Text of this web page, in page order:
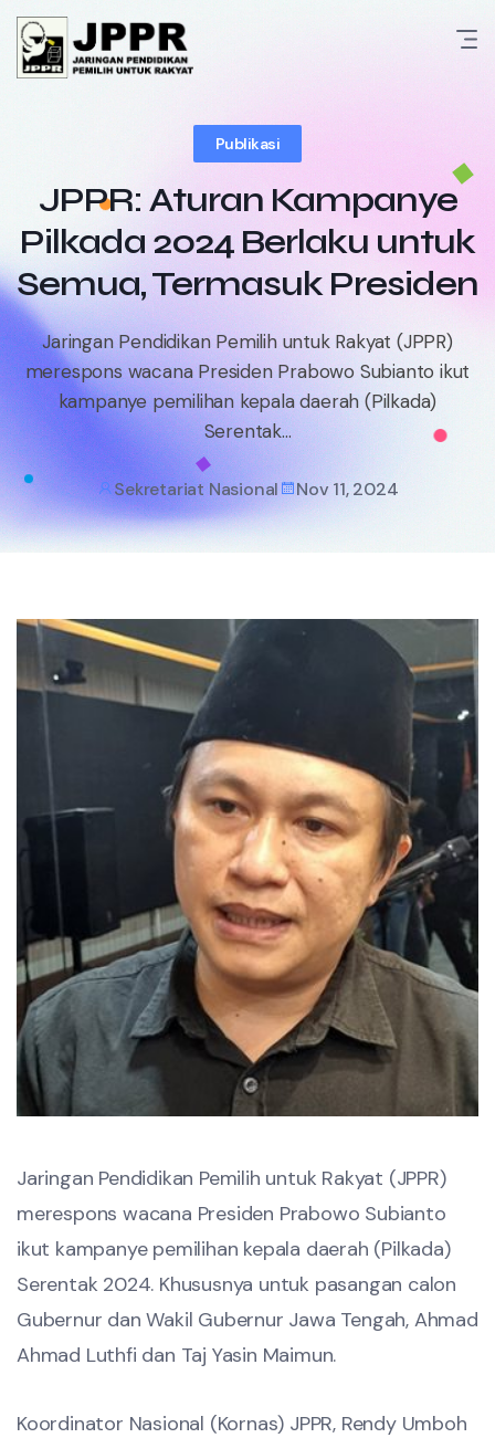
Skip
content
Publikasi
JPPR: Aturan Kampanye
Pilkada 2024 Berlaku untuk
Semua, Termasuk Presiden
Jaringan Pendidikan Pemilih untuk Rakyat (JPPR)
merespons wacana Presiden Prabowo Subianto ikut
kampanye pemilihan kepala daerah (Pilkada)
Serentak...
Sekretariat Nasional Nov 11, 2024
Jaringan Pendidikan Pemilih untuk Rakyat (JPPR)
merespons wacana Presiden Prabowo Subianto
ikut kampanye pemilihan kepala daerah (Pilkada)
Serentak 2024. Khususnya untuk pasangan calon
Gubernur dan Wakil Gubernur Jawa Tengah, Ahmad
Ahmad Luthfi dan Taj Yasin Maimun.
Koordinator Nasional (Kornas) JPPR, Rendy Umboh